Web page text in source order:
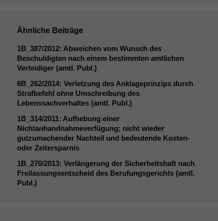
Ähnliche Beiträge
1B_387/2012: Abweichen vom Wunsch des
Beschuldigten nach einem bestimmten amtlichen
Verteidiger (amtl. Publ.)
6B_262/2014: Verletzung des Anklageprinzips durch
Strafbefehl ohne Umschreibung des
Lebenssachverhaltes (amtl. Publ.)
1B_314/2011: Aufhebung einer
Nichtanhandnahmeverfügung; nicht wieder
gutzumachender Nachteil und bedeutende Kosten-
oder Zeitersparnis
1B_270/2013: Verlängerung der Sicherheitshaft nach
Freilassungsentscheid des Berufungsgerichts (amtl.
Publ.)
optional, es
braucht sie,
korrekt
angezeigt
werden kann.
Statistiken
Website zu
verbessern,
zeichnen